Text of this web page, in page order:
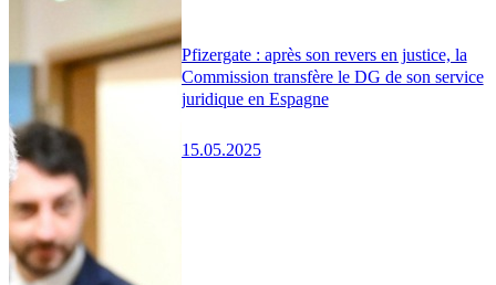
Pfizergate : après son revers en justice, la
Commission transfère le DG de son service
juridique en Espagne
15.05.2025